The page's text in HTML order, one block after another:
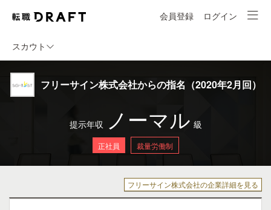
会員登録 ログイン
スカウト
フリーサイン株式会社からの指名（2020年2月回）
提示年収 ノーマル 級
正社員 裁量労働制
フリーサイン株式会社の企業詳細を見る